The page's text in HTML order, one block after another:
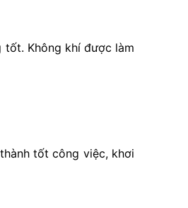
tốt. Không khí được làm
tốt công việc, khơi